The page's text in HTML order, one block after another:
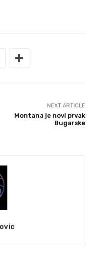
NEXT ARTICLE
Montana je novi prvak
Bugarske